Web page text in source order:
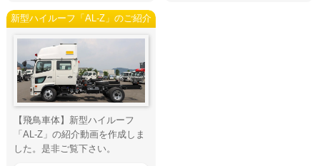
新型ハイルーフ「AL-Z」のご紹介
【飛鳥車体】新型ハイルーフ
「AL-Z」の紹介動画を作成しま
した。是非ご覧下さい。